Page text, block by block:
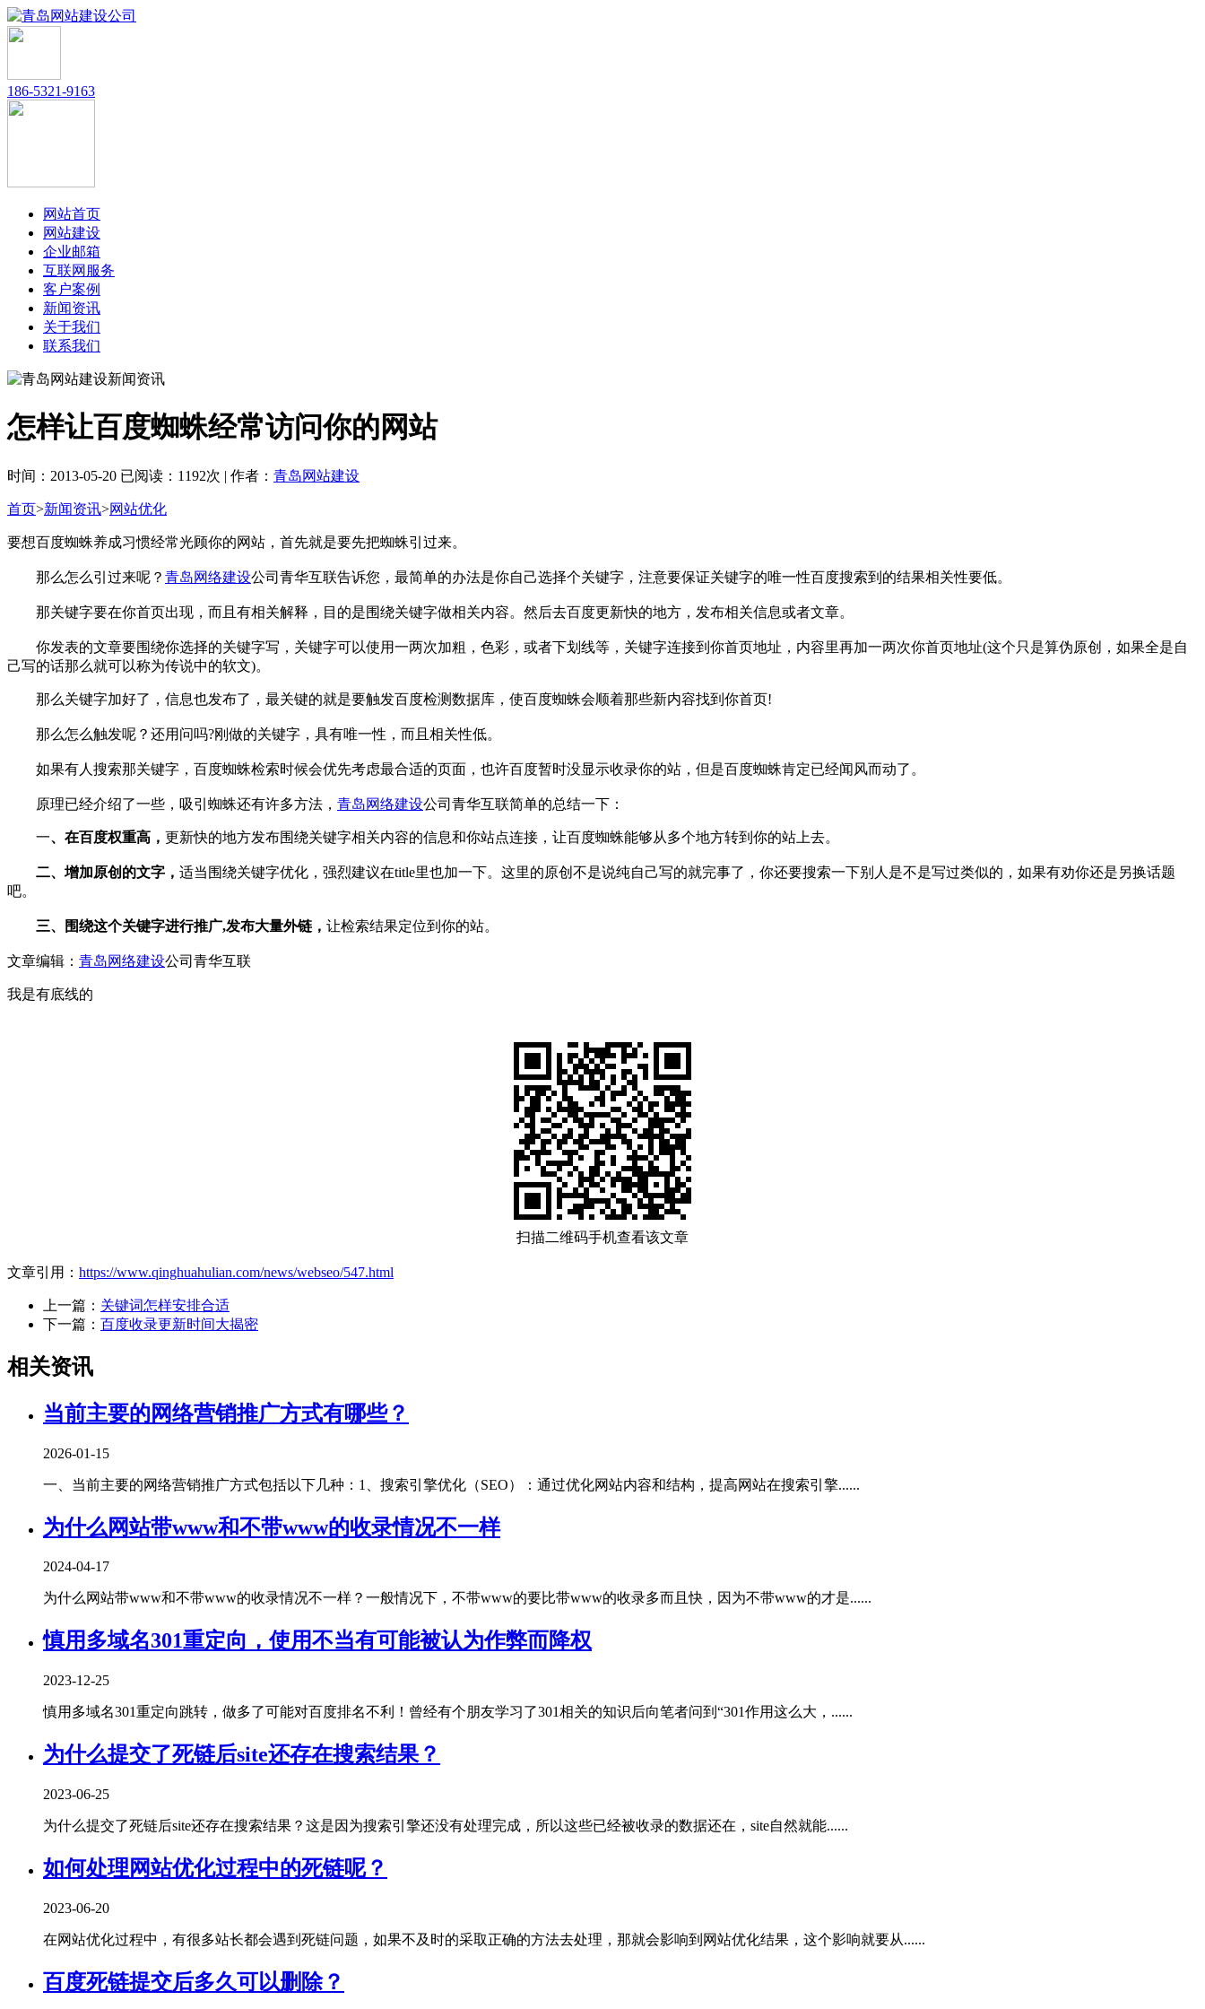
186-5321-9163
网站首页
网站建设
企业邮箱
互联网服务
客户案例
新闻资讯
关于我们
联系我们
怎样让百度蜘蛛经常访问你的网站
时间：2013-05-20 已阅读：1192次 | 作者： 青岛网站建设
首页>新闻资讯>网站优化
要想百度蜘蛛养成习惯经常光顾你的网站，首先就是要先把蜘蛛引过来。
那么怎么引过来呢？ 青岛网络建设公司青华互联告诉您，最简单的办法是你自己选择个关键字，注意要保证关键字的唯一性百度搜索到的结果相关性要低。
那关键字要在你首页出现，而且有相关解释，目的是围绕关键字做相关内容。然后去百度更新快的地方，发布相关信息或者文章。
你发表的文章要围绕你选择的关键字写，关键字可以使用一两次加粗，色彩，或者下划线等，关键字连接到你首页地址，内容里再加一两次你首页地址(这个只是算伪原创，如果全是自
己写的话那么就可以称为传说中的软文)。
那么关键字加好了，信息也发布了，最关键的就是要触发百度检测数据库，使百度蜘蛛会顺着那些新内容找到你首页!
那么怎么触发呢？还用问吗?刚做的关键字，具有唯一性，而且相关性低。
如果有人搜索那关键字，百度蜘蛛检索时候会优先考虑最合适的页面，也许百度暂时没显示收录你的站，但是百度蜘蛛肯定已经闻风而动了。
原理已经介绍了一些，吸引蜘蛛还有许多方法， 青岛网络建设公司青华互联简单的总结一下：
一、在百度权重高， 更新快的地方发布围绕关键字相关内容的信息和你站点连接，让百度蜘蛛能够从多个地方转到你的站上去。
二、增加原创的文字， 适当围绕关键字优化，强烈建议在title里也加一下。这里的原创不是说纯自己写的就完事了，你还要搜索一下别人是不是写过类似的，如果有劝你还是另换话题
吧。
三、围绕这个关键字进行推广,发布大量外链， 让检索结果定位到你的站。
文章编辑： 青岛网络建设公司青华互联
我是有底线的
扫描二维码手机查看该文章
文章引用： https://www.qinghuahulian.com/news/webseo/547.html
上一篇： 关键词怎样安排合适
下一篇： 百度收录更新时间大揭密
相关资讯
当前主要的网络营销推广方式有哪些？
2026-01-15
一、当前主要的网络营销推广方式包括以下几种‌：1、‌搜索引擎优化（SEO）‌：通过优化网站内容和结构，提高网站在搜索引擎......
为什么网站带www和不带www的收录情况不一样
2024-04-17
为什么网站带www和不带www的收录情况不一样？一般情况下，不带www的要比带www的收录多而且快，因为不带www的才是......
慎用多域名301重定向，使用不当有可能被认为作弊而降权
2023-12-25
慎用多域名301重定向跳转，做多了可能对百度排名不利！曾经有个朋友学习了301相关的知识后向笔者问到“301作用这么大，......
为什么提交了死链后site还存在搜索结果？
2023-06-25
为什么提交了死链后site还存在搜索结果？这是因为搜索引擎还没有处理完成，所以这些已经被收录的数据还在，site自然就能......
如何处理网站优化过程中的死链呢？
2023-06-20
在网站优化过程中，有很多站长都会遇到死链问题，如果不及时的采取正确的方法去处理，那就会影响到网站优化结果，这个影响就要从......
百度死链提交后多久可以删除？